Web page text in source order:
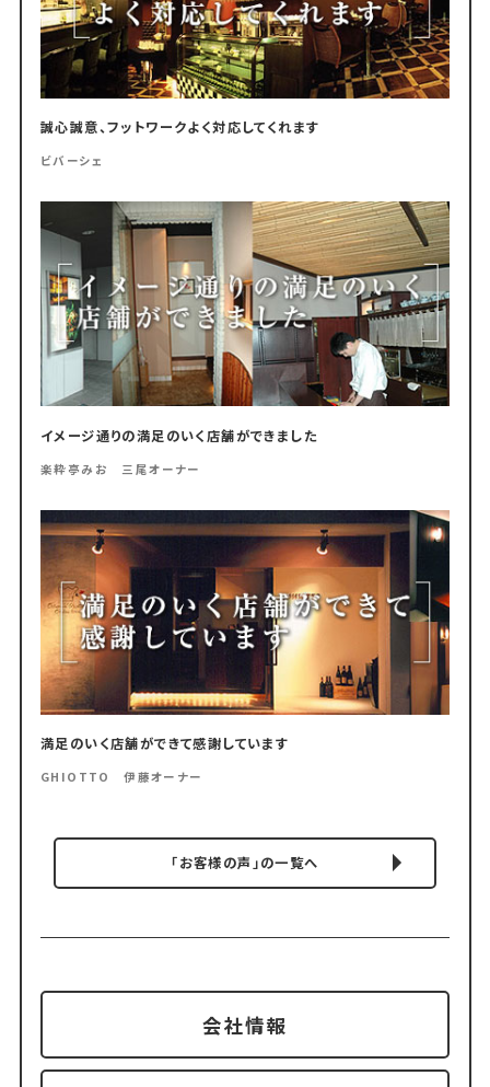
誠心誠意、フットワークよく対応してくれます
ビバーシェ
イメージ通りの満足のいく店舗ができました
楽粋亭みお 三尾オーナー
満足のいく店舗ができて感謝しています
GHIOTTO 伊藤オーナー
「お客様の声」の一覧へ
会社情報